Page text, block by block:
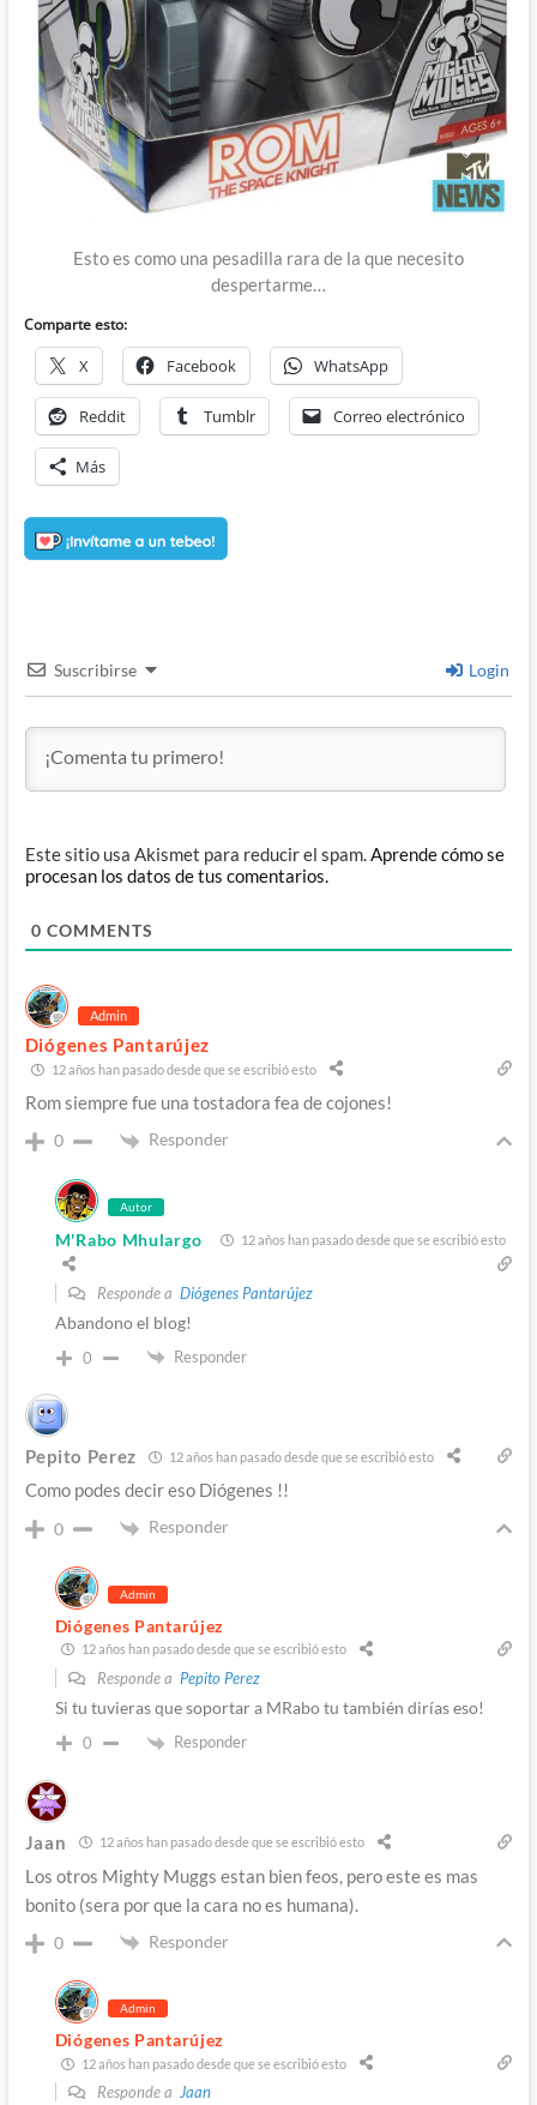
Esto es como una pesadilla rara de la que necesito
despertarme…
Comparte esto:
X Facebook WhatsApp
Reddit Tumblr Correo electrónico
Más
Suscribirse Login
Este sitio usa Akismet para reducir el spam.Aprende cómo se
procesan los datos de tus comentarios.
0 COMMENTS
Admin
Diógenes Pantarújez
12 años han pasado desde que se escribió esto
Rom siempre fue una tostadora fea de cojones!
0 Responder
Autor
M'Rabo Mhulargo 12 años han pasado desde que se escribió esto
Responde a Diógenes Pantarújez
Abandono el blog!
0 Responder
Pepito Perez 12 años han pasado desde que se escribió esto
Como podes decir eso Diógenes !!
0 Responder
Admin
Diógenes Pantarújez
12 años han pasado desde que se escribió esto
Responde a Pepito Perez
Si tu tuvieras que soportar a MRabo tu también dirías eso!
0 Responder
Jaan 12 años han pasado desde que se escribió esto
Los otros Mighty Muggs estan bien feos, pero este es mas
bonito (sera por que la cara no es humana).
0 Responder
Admin
Diógenes Pantarújez
12 años han pasado desde que se escribió esto
Responde a Jaan